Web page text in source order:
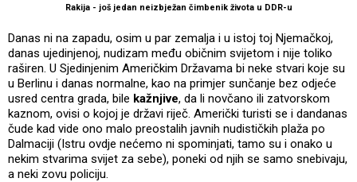
Rakija - još jedan neizbježan čimbenik života u DDR-u
Danas ni na zapadu, osim u par zemalja i u istoj toj Njemačkoj,
danas ujedinjenoj, nudizam među običnim svijetom i nije toliko
raširen. U Sjedinjenim Američkim Državama bi neke stvari koje su
u Berlinu i danas normalne, kao na primjer sunčanje bez odjeće
usred centra grada, bile kažnjive, da li novčano ili zatvorskom
kaznom, ovisi o kojoj je državi riječ. Američki turisti se i dandanas
čude kad vide ono malo preostalih javnih nudističkih plaža po
Dalmaciji (Istru ovdje nećemo ni spominjati, tamo su i onako u
nekim stvarima svijet za sebe), poneki od njih se samo snebivaju,
a neki zovu policiju.